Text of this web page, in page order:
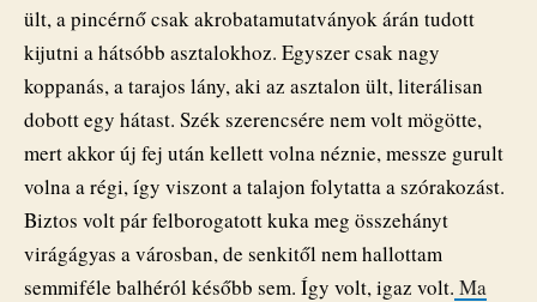
ült, a pincérnő csak akrobatamutatványok árán tudott
kijutni a hátsóbb asztalokhoz. Egyszer csak nagy
koppanás, a tarajos lány, aki az asztalon ült, literálisan
dobott egy hátast. Szék szerencsére nem volt mögötte,
mert akkor új fej után kellett volna néznie, messze gurult
volna a régi, így viszont a talajon folytatta a szórakozást.
Biztos volt pár felborogatott kuka meg összehányt
virágágyas a városban, de senkitől nem hallottam
semmiféle balhéról később sem. Így volt, igaz volt. Ma